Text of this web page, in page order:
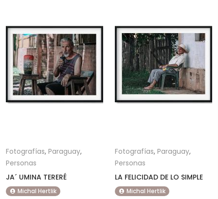
Fotografías, Paraguay,
Personas
JA´ UMINA TERERÉ
Michal Hertlik
Fotografías, Paraguay,
Personas
LA FELICIDAD DE LO SIMPLE
Michal Hertlik